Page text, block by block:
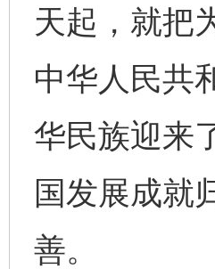
天起，就把
中华人民共
华民族迎来
国发展成就
善。